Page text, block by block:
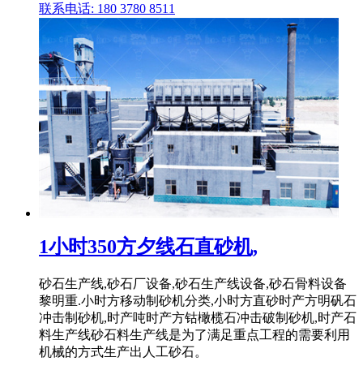
联系电话: 180 3780 8511
1小时350方夕线石直砂机,
砂石生产线,砂石厂设备,砂石生产线设备,砂石骨料设备
黎明重.小时方移动制砂机分类,小时方直砂时产方明矾石
冲击制砂机,时产吨时产方钴橄榄石冲击破制砂机,时产石
料生产线砂石料生产线是为了满足重点工程的需要利用
机械的方式生产出人工砂石。